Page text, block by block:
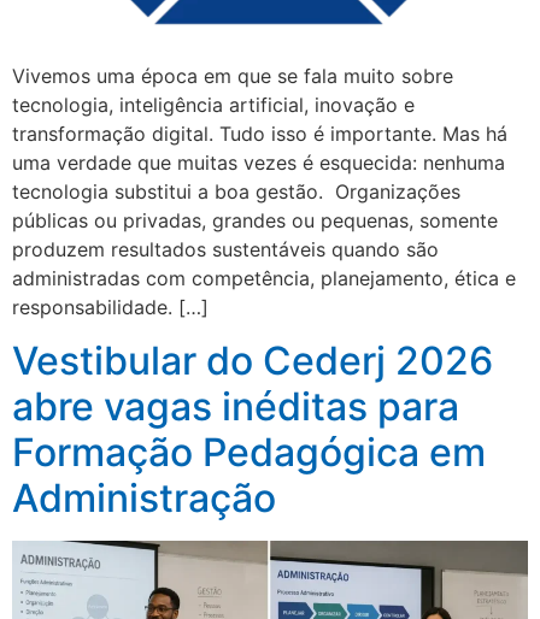
Vivemos uma época em que se fala muito sobre
tecnologia, inteligência artificial, inovação e
transformação digital. Tudo isso é importante. Mas há
uma verdade que muitas vezes é esquecida: nenhuma
tecnologia substitui a boa gestão. Organizações
públicas ou privadas, grandes ou pequenas, somente
produzem resultados sustentáveis quando são
administradas com competência, planejamento, ética e
responsabilidade. […]
Vestibular do Cederj 2026
abre vagas inéditas para
Formação Pedagógica em
Administração